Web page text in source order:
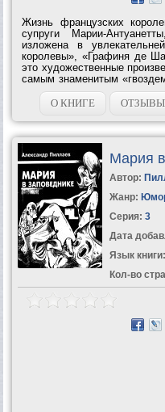
Жизнь французских
супруги Марии-
изложена в
королевы», «Графиня де
это художественные
самым знаменитым
вешал свою шляпу.
очерк принадлежит перу...
О КНИГЕ ОТЗЫВЫ
Мария
Автор:
Жанр:
Серия: 3
Дата
Язык книги:
Кол-во